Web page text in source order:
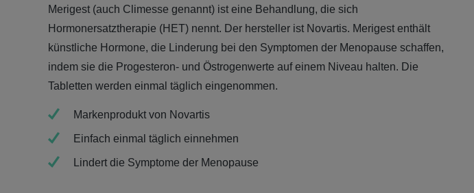
Merigest (auch Climesse genannt) ist eine Behandlung, die sich
Hormonersatztherapie (HET) nennt. Der hersteller ist Novartis. Merigest enthält
künstliche Hormone, die Linderung bei den Symptomen der Menopause schaffen,
indem sie die Progesteron- und Östrogenwerte auf einem Niveau halten. Die
Tabletten werden einmal täglich eingenommen.
Markenprodukt von Novartis
Einfach einmal täglich einnehmen
Lindert die Symptome der Menopause